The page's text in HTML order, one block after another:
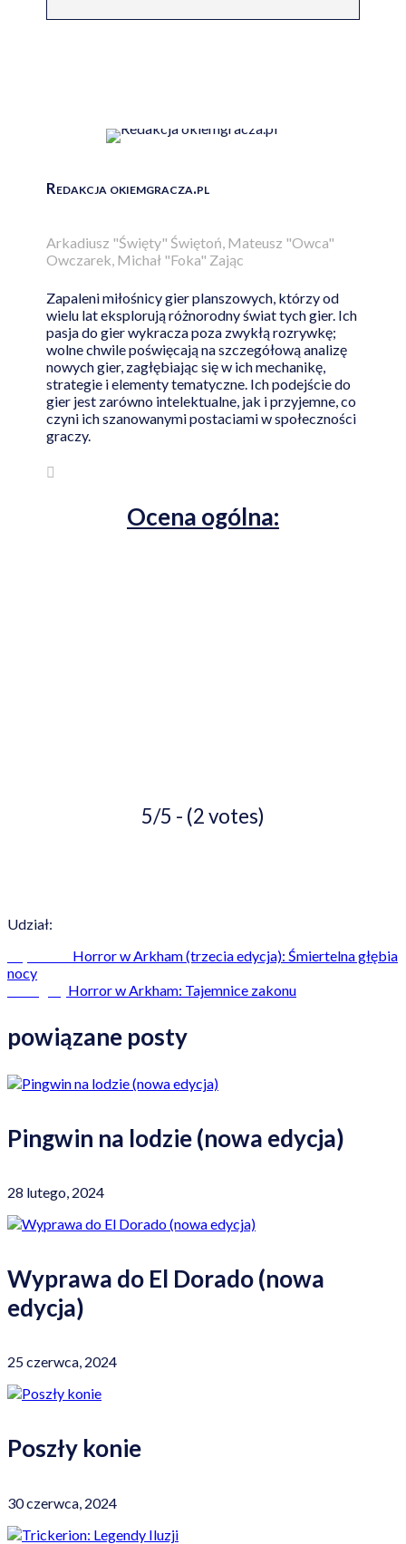
Redakcja okiemgracza.pl
Arkadiusz "Święty" Świętoń, Mateusz "Owca"
Owczarek, Michał "Foka" Zając
Zapaleni miłośnicy gier planszowych, którzy od
wielu lat eksplorują różnorodny świat tych gier. Ich
pasja do gier wykracza poza zwykłą rozrywkę;
wolne chwile poświęcają na szczegółową analizę
nowych gier, zagłębiając się w ich mechanikę,
strategie i elementy tematyczne. Ich podejście do
gier jest zarówno intelektualne, jak i przyjemne, co
czyni ich szanowanymi postaciami w społeczności
graczy.
Ocena ogólna:
5/5 - (2 votes)
Udział:
Horror w Arkham (trzecia edycja): Śmiertelna głębia
nocy
Horror w Arkham: Tajemnice zakonu
powiązane posty
Pingwin na lodzie (nowa edycja)
28 lutego, 2024
Wyprawa do El Dorado (nowa
edycja)
25 czerwca, 2024
Poszły konie
30 czerwca, 2024